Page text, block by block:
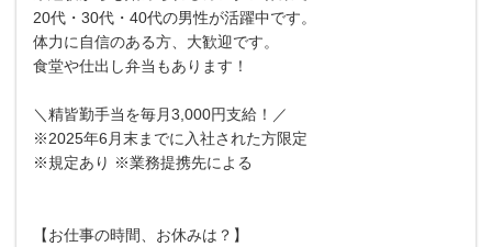
20代・30代・40代の男性が活躍中です。
体力に自信のある方、大歓迎です。
食堂や仕出し弁当もあります！
＼精皆勤手当を毎月3,000円支給！／
※2025年6月末までに入社された方限定
※規定あり ※業務提携先による
【お仕事の時間、お休みは？】